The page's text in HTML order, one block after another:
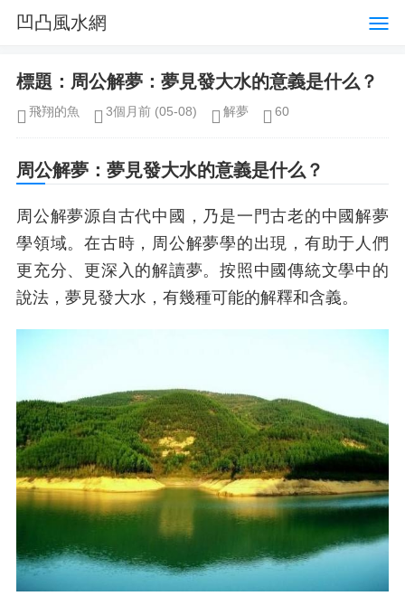
凹凸風水網
標題：周公解夢：夢見發大水的意義是什么？
飛翔的魚 3個月前 (05-08) 解夢 60
周公解夢：夢見發大水的意義是什么？
周公解夢源自古代中國，乃是一門古老的中國解夢
學領域。在古時，周公解夢學的出現，有助于人們
更充分、更深入的解讀夢。按照中國傳統文學中的
說法，夢見發大水，有幾種可能的解釋和含義。